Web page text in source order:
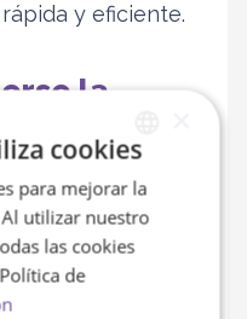
y eficiente.
la
sin cita
y del centro de
recibir lavacuna
de una cita
SPANISH
ENGLISH
cookies
para mejorar la
utilizar nuestro
las cookies
de